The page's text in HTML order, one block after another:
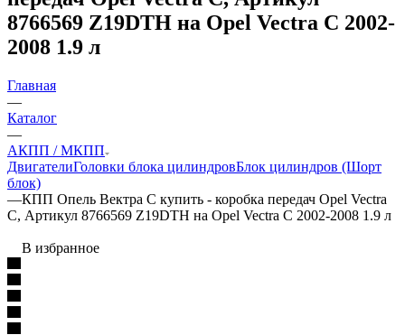
8766569 Z19DTH на Opel Vectra C 2002-
2008 1.9 л
Главная
—
Каталог
—
АКПП / МКПП
ДвигателиГоловки блока цилиндровБлок цилиндров (Шорт
блок)
—КПП Опель Вектра С купить - коробка передач Opel Vectra
C, Артикул 8766569 Z19DTH на Opel Vectra C 2002-2008 1.9 л
В избранное